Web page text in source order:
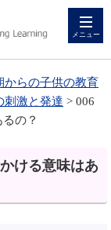
メニュー
からの子供の教育
刺激と発達 > 006
の？
ける意味はあ